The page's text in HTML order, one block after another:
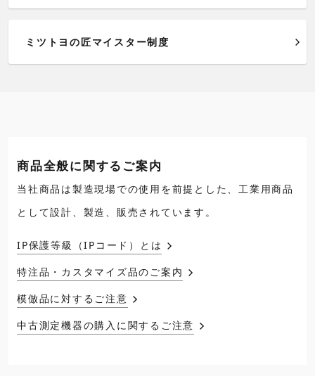
ミツトヨの匠マイスター制度
商品全般に関するご案内
当社商品は製造現場での使用を前提とした、工業用商品
として設計、製造、販売されています。
IP保護等級（IPコード）とは
特注品・カスタマイズ品のご案内
模倣品に対するご注意
中古測定機器の購入に関するご注意